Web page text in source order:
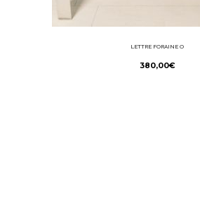
LETTRE FORAINE O
380,00€